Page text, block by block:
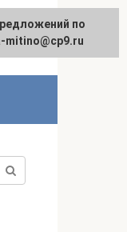
по
mitino@cp9.ru